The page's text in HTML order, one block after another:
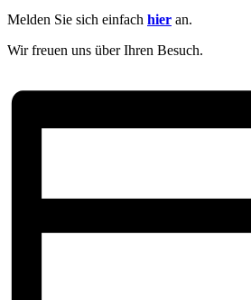
Melden Sie sich einfach hier an.
Wir freuen uns über Ihren Besuch.